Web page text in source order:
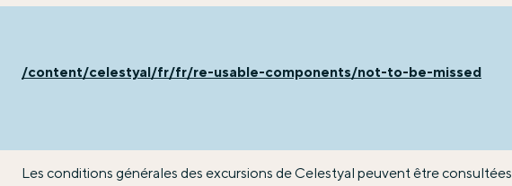
/content/celestyal/fr/fr/re-usable-components/not-to-be-missed
Les conditions générales des excursions de Celestyal peuvent être consultées